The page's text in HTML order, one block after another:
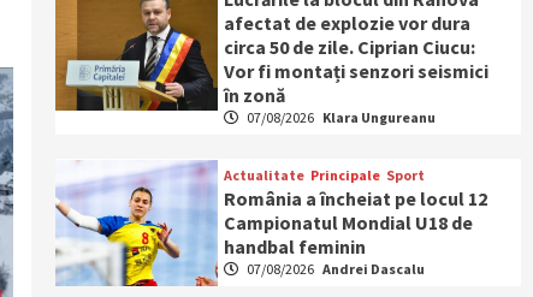
afectat de explozie vor dura
circa 50 de zile. Ciprian Ciucu:
Vor fi montați senzori seismici
în zonă
07/08/2026 Klara Ungureanu
Actualitate Principale Sport
România a încheiat pe locul 12
Campionatul Mondial U18 de
handbal feminin
07/08/2026 Andrei Dascalu